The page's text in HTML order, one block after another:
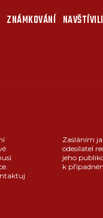
ZNÁMKOVÁNÍ
Zasláním
odesílatel
jeho
k